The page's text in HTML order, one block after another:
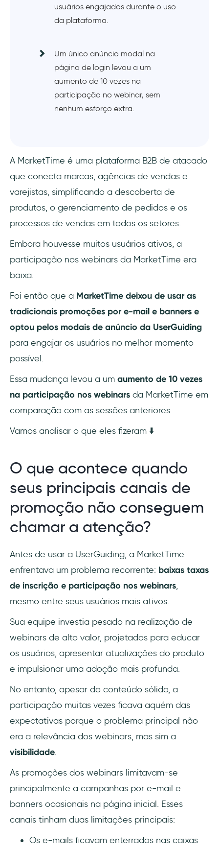
usuários engajados durante o uso
da plataforma.
Um único anúncio modal na
página de login levou a um
aumento de 10 vezes na
participação no webinar, sem
nenhum esforço extra.
A MarketTime é uma plataforma B2B de atacado
que conecta marcas, agências de vendas e
varejistas, simplificando a descoberta de
produtos, o gerenciamento de pedidos e os
processos de vendas em todos os setores.
Embora houvesse muitos usuários ativos, a
participação nos webinars da MarketTime era
baixa.
Foi então que a MarketTime deixou de usar as
tradicionais promoções por e-mail e banners e
optou pelos modais de anúncio da UserGuiding
para engajar os usuários no melhor momento
possível.
Essa mudança levou a um aumento de 10 vezes
na participação nos webinars da MarketTime em
comparação com as sessões anteriores.
Vamos analisar o que eles fizeram ⬇️
O que acontece quando
seus principais canais de
promoção não conseguem
chamar a atenção?
Antes de usar a UserGuiding, a MarketTime
enfrentava um problema recorrente: baixas taxas
de inscrição e participação nos webinars,
mesmo entre seus usuários mais ativos.
Sua equipe investia pesado na realização de
webinars de alto valor, projetados para educar
os usuários, apresentar atualizações do produto
e impulsionar uma adoção mais profunda.
No entanto, apesar do conteúdo sólido, a
participação muitas vezes ficava aquém das
expectativas porque o problema principal não
era a relevância dos webinars, mas sim a
visibilidade.
As promoções dos webinars limitavam-se
principalmente a campanhas por e-mail e
banners ocasionais na página inicial. Esses
canais tinham duas limitações principais:
Os e-mails ficavam enterrados nas caixas